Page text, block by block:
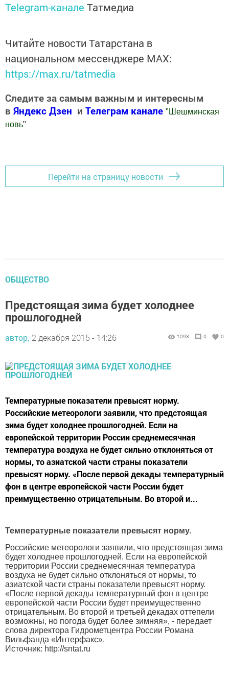
Telegram-канале Татмедиа
Читайте новости Татарстана в
национальном мессенджере MАХ:
https://max.ru/tatmedia
Следите за самым важным и интересным
в Яндекс Дзен и Телеграм канале "Шешминская
новь"
Перейти на страницу новости
ОБЩЕСТВО
Предстоящая зима будет холоднее
прошлогодней
автор, 2 декабря 2015 - 14:26 1093 0 0
Температурные показатели превысят норму.
Российские метеорологи заявили, что предстоящая
зима будет холоднее прошлогодней. Если на
европейской территории России среднемесячная
температура воздуха не будет сильно отклоняться от
нормы, то азиатской части страны показатели
превысят норму. «После первой декады температурный
фон в центре европейской части России будет
преимущественно отрицательным. Во второй и...
Температурные показатели превысят норму.
Российские метеорологи заявили, что предстоящая зима
будет холоднее прошлогодней. Если на европейской
территории России среднемесячная температура
воздуха не будет сильно отклоняться от нормы, то
азиатской части страны показатели превысят норму.
«После первой декады температурный фон в центре
европейской части России будет преимущественно
отрицательным. Во второй и третьей декадах оттепели
возможны, но погода будет более зимняя», - передает
слова директора Гидрометцентра России Романа
Вильфанда «Интерфакс».
Источник: http://sntat.ru